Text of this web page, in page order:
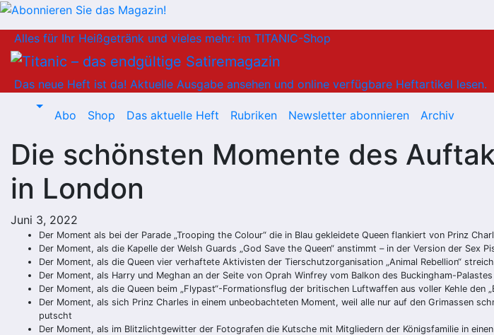
Inhalt
springen
Alles für Ihr Heißgetränk und vieles mehr: im TITANIC-Shop
Das neue Heft ist da! Aktuelle Ausgabe ansehen und online verfügbare Heftartikel lesen.
Abo Shop Das aktuelle Heft Rubriken Newsletter abonnieren Archiv
Die schönsten Momente des
in London
Juni 3, 2022
Der Moment als bei der Parade „Trooping the Colour“ die in Blau gekleidete Queen flankiert von Prinz
Der Moment, als die Kapelle der Welsh Guards „God Save the Queen“ anstimmt – in der Version der Sex
Der Moment, als die Queen vier verhaftete Aktivisten der Tierschutzorganisation „Animal Rebellion“
Der Moment, als Harry und Meghan an der Seite von Oprah Winfrey vom Balkon des Buckingham-
Der Moment, als die Queen beim „Flypast“-Formationsflug der britischen Luftwaffen aus voller Kehle den
Der Moment, als sich Prinz Charles in einem unbeobachteten Moment, weil alle nur auf den Grimassen
putscht
Der Moment, als im Blitzlichtgewitter der Fotografen die Kutsche mit Mitgliedern der Königsfamilie in